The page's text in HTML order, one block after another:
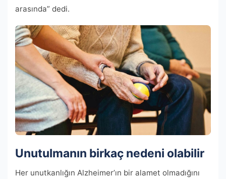
arasında” dedi.
Unutulmanın birkaç nedeni olabilir
Her unutkanlığın Alzheimer’ın bir alamet olmadığını